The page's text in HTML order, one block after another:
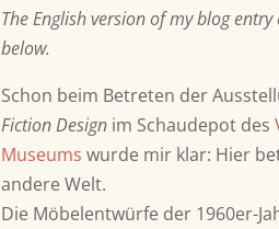
The English version of my blog
below.
Schon beim Betreten der
Fiction Design im Schaudepot des
Museums wurde mir klar: Hier
andere Welt.
Die Möbelentwürfe der 1960er-